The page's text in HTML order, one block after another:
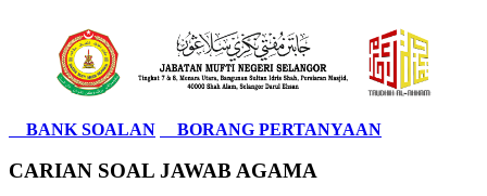
BANK SOALAN BORANG PERTANYAAN
CARIAN SOAL JAWAB AGAMA